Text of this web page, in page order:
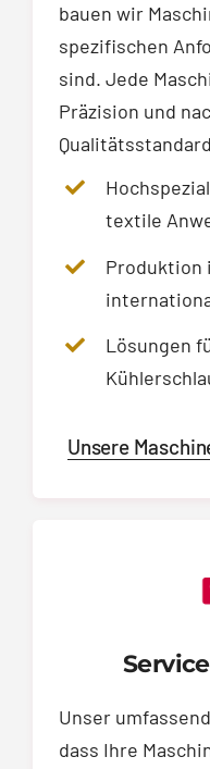
bauen wir
spezifischen
sind. Jede
Präzision und
textile
Produktion
Lösungen
Unsere
Unser
dass Ihre